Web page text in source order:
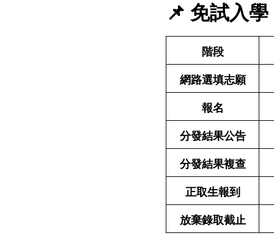
📌 免試入
階段
網路選填志願
報名
分發結果公告
分發結果複查
正取生報到
放棄錄取截止